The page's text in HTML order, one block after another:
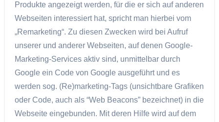
Produkte angezeigt werden, für die er sich auf anderen
Webseiten interessiert hat, spricht man hierbei vom
„Remarketing“. Zu diesen Zwecken wird bei Aufruf
unserer und anderer Webseiten, auf denen Google-
Marketing-Services aktiv sind, unmittelbar durch
Google ein Code von Google ausgeführt und es
werden sog. (Re)marketing-Tags (unsichtbare Grafiken
oder Code, auch als “Web Beacons” bezeichnet) in die
Webseite eingebunden. Mit deren Hilfe wird auf dem